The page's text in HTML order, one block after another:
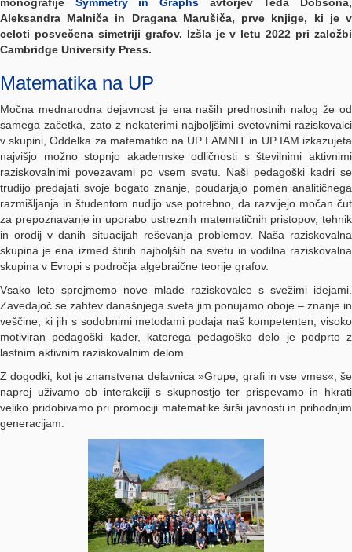
Aleksandra Malniča in Dragana Marušiča, prve knjige, ki je v
celoti posvečena simetriji grafov. Izšla je v letu 2022 pri založbi
Cambridge University Press.
Matematika na UP
Močna mednarodna dejavnost je ena naših prednostnih nalog že od
samega začetka, zato z nekaterimi najboljšimi svetovnimi raziskovalci
v skupini, Oddelka za matematiko na UP FAMNIT in UP IAM izkazujeta
najvišjo možno stopnjo akademske odličnosti s številnimi aktivnimi
raziskovalnimi povezavami po vsem svetu. Naši pedagoški kadri se
trudijo predajati svoje bogato znanje, poudarjajo pomen analitičnega
razmišljanja in študentom nudijo vse potrebno, da razvijejo močan čut
za prepoznavanje in uporabo ustreznih matematičnih pristopov, tehnik
in orodij v danih situacijah reševanja problemov. Naša raziskovalna
skupina je ena izmed štirih najboljših na svetu in vodilna raziskovalna
skupina v Evropi s področja algebraične teorije grafov.
Vsako leto sprejmemo nove mlade raziskovalce s svežimi idejami.
Zavedajoč se zahtev današnjega sveta jim ponujamo oboje – znanje in
veščine, ki jih s sodobnimi metodami podaja naš kompetenten, visoko
motiviran pedagoški kader, katerega pedagoško delo je podprto z
lastnim aktivnim raziskovalnim delom.
Z dogodki, kot je znanstvena delavnica »Grupe, grafi in vse vmes«, še
naprej uživamo ob interakciji s skupnostjo ter prispevamo in hkrati
veliko pridobivamo pri promociji matematike širši javnosti in prihodnjim
generacijam.